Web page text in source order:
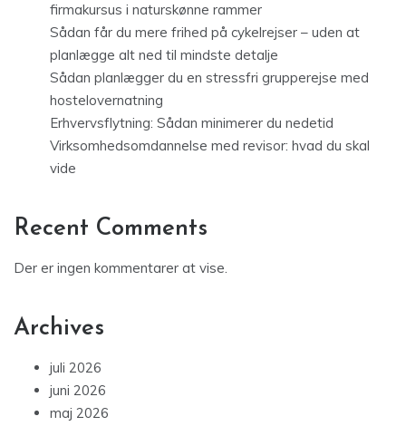
firmakursus i naturskønne rammer
Sådan får du mere frihed på cykelrejser – uden at
planlægge alt ned til mindste detalje
Sådan planlægger du en stressfri grupperejse med
hostelovernatning
Erhvervsflytning: Sådan minimerer du nedetid
Virksomhedsomdannelse med revisor: hvad du skal
vide
Recent Comments
Der er ingen kommentarer at vise.
Archives
juli 2026
juni 2026
maj 2026